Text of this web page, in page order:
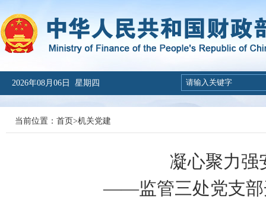
2026年08月06日 星期四
当前位置： 首页>机关党建
凝心聚力强
——监管三处党支部